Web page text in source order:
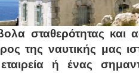
σταθερότητας και
της ναυτικής μας
ή ένας